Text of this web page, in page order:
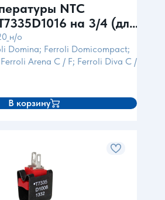
NTC
на 3/4 (для
о
Domina; Ferroli Domicompact;
Arena C / F; Ferroli Diva C /
В корзину